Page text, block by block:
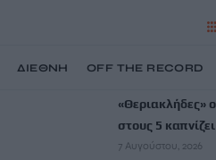
ΔΙΕΘΝΗ OFF THE RECORD
ΡΟΗ
«Θεριακλήδες»
στους 5
7 Αυγούστου, 2026